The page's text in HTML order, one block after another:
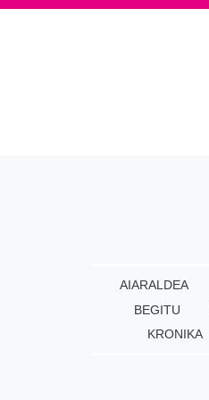
AIARALDEA
BEGITU
KRONIKA